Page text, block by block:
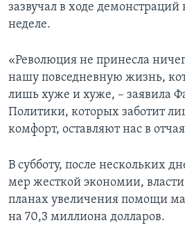
зазвучал в ходе
неделе.
«Революция не принесла
нашу повседневную жизнь,
лишь хуже и хуже, – заявила
Политики, которых заботит
комфорт, оставляют нас в
В субботу, после нескольких
мер жесткой экономии,
планах увеличения помощи
на 70,3 миллиона долларов.